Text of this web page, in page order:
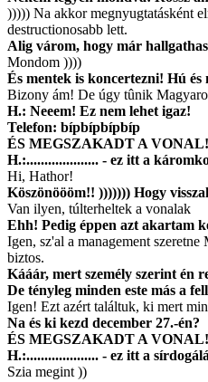
))))) Na akkor megnyugtatásként
destructionosabb lett.
Alig várom, hogy már
Mondom ))))
És mentek is koncertezni! Hú
Bizony ám! De úgy tûnik
H.: Neeem! Ez nem lehet igaz!
Telefon: bípbípbípbíp
ÉS MEGSZAKADT A
H.:.................... - ez itt a
Hi, Hathor!
Köszönöööm!! ))))))) Hogy
Van ilyen, túlterheltek a vonalak
Ehh! Pedig éppen azt akartam
Igen, sz'al a management
biztos.
Kááár, mert személy szerint én
De tényleg minden este más a
Igen! Ezt azért találtuk, ki mert
Na és ki kezd december 27.-én?
ÉS MEGSZAKADT A
H.:.................... - ez itt a
Szia megint ))